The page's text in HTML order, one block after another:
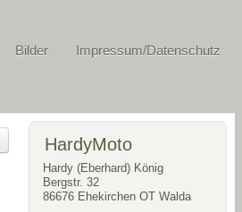
Bilder Impressum/Datenschutz
HardyMoto
Hardy (Eberhard) König
Bergstr. 32
86676 Ehekirchen OT Walda